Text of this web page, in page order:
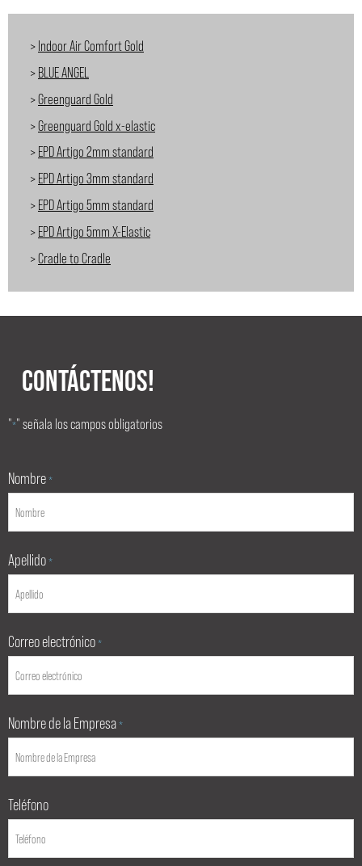
>Indoor Air Comfort Gold
>BLUE ANGEL
>Greenguard Gold
>Greenguard Gold x-elastic
>EPD Artigo 2mm standard
>EPD Artigo 3mm standard
>EPD Artigo 5mm standard
>EPD Artigo 5mm X-Elastic
>Cradle to Cradle
CONTÁCTENOS!
"*" señala los campos obligatorios
Nombre *
Apellido *
Correo electrónico *
Nombre de la Empresa *
Teléfono